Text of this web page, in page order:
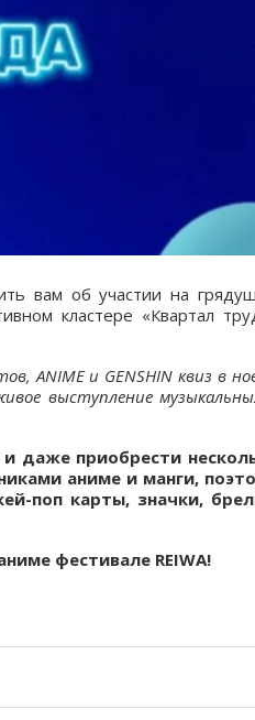
вам об участии на
кластере «Квартал
ANIME и GENSHIN квиз в
выступление
даже приобрести
аниме и манги,
поп карты, значки,
фестивале REIWA!